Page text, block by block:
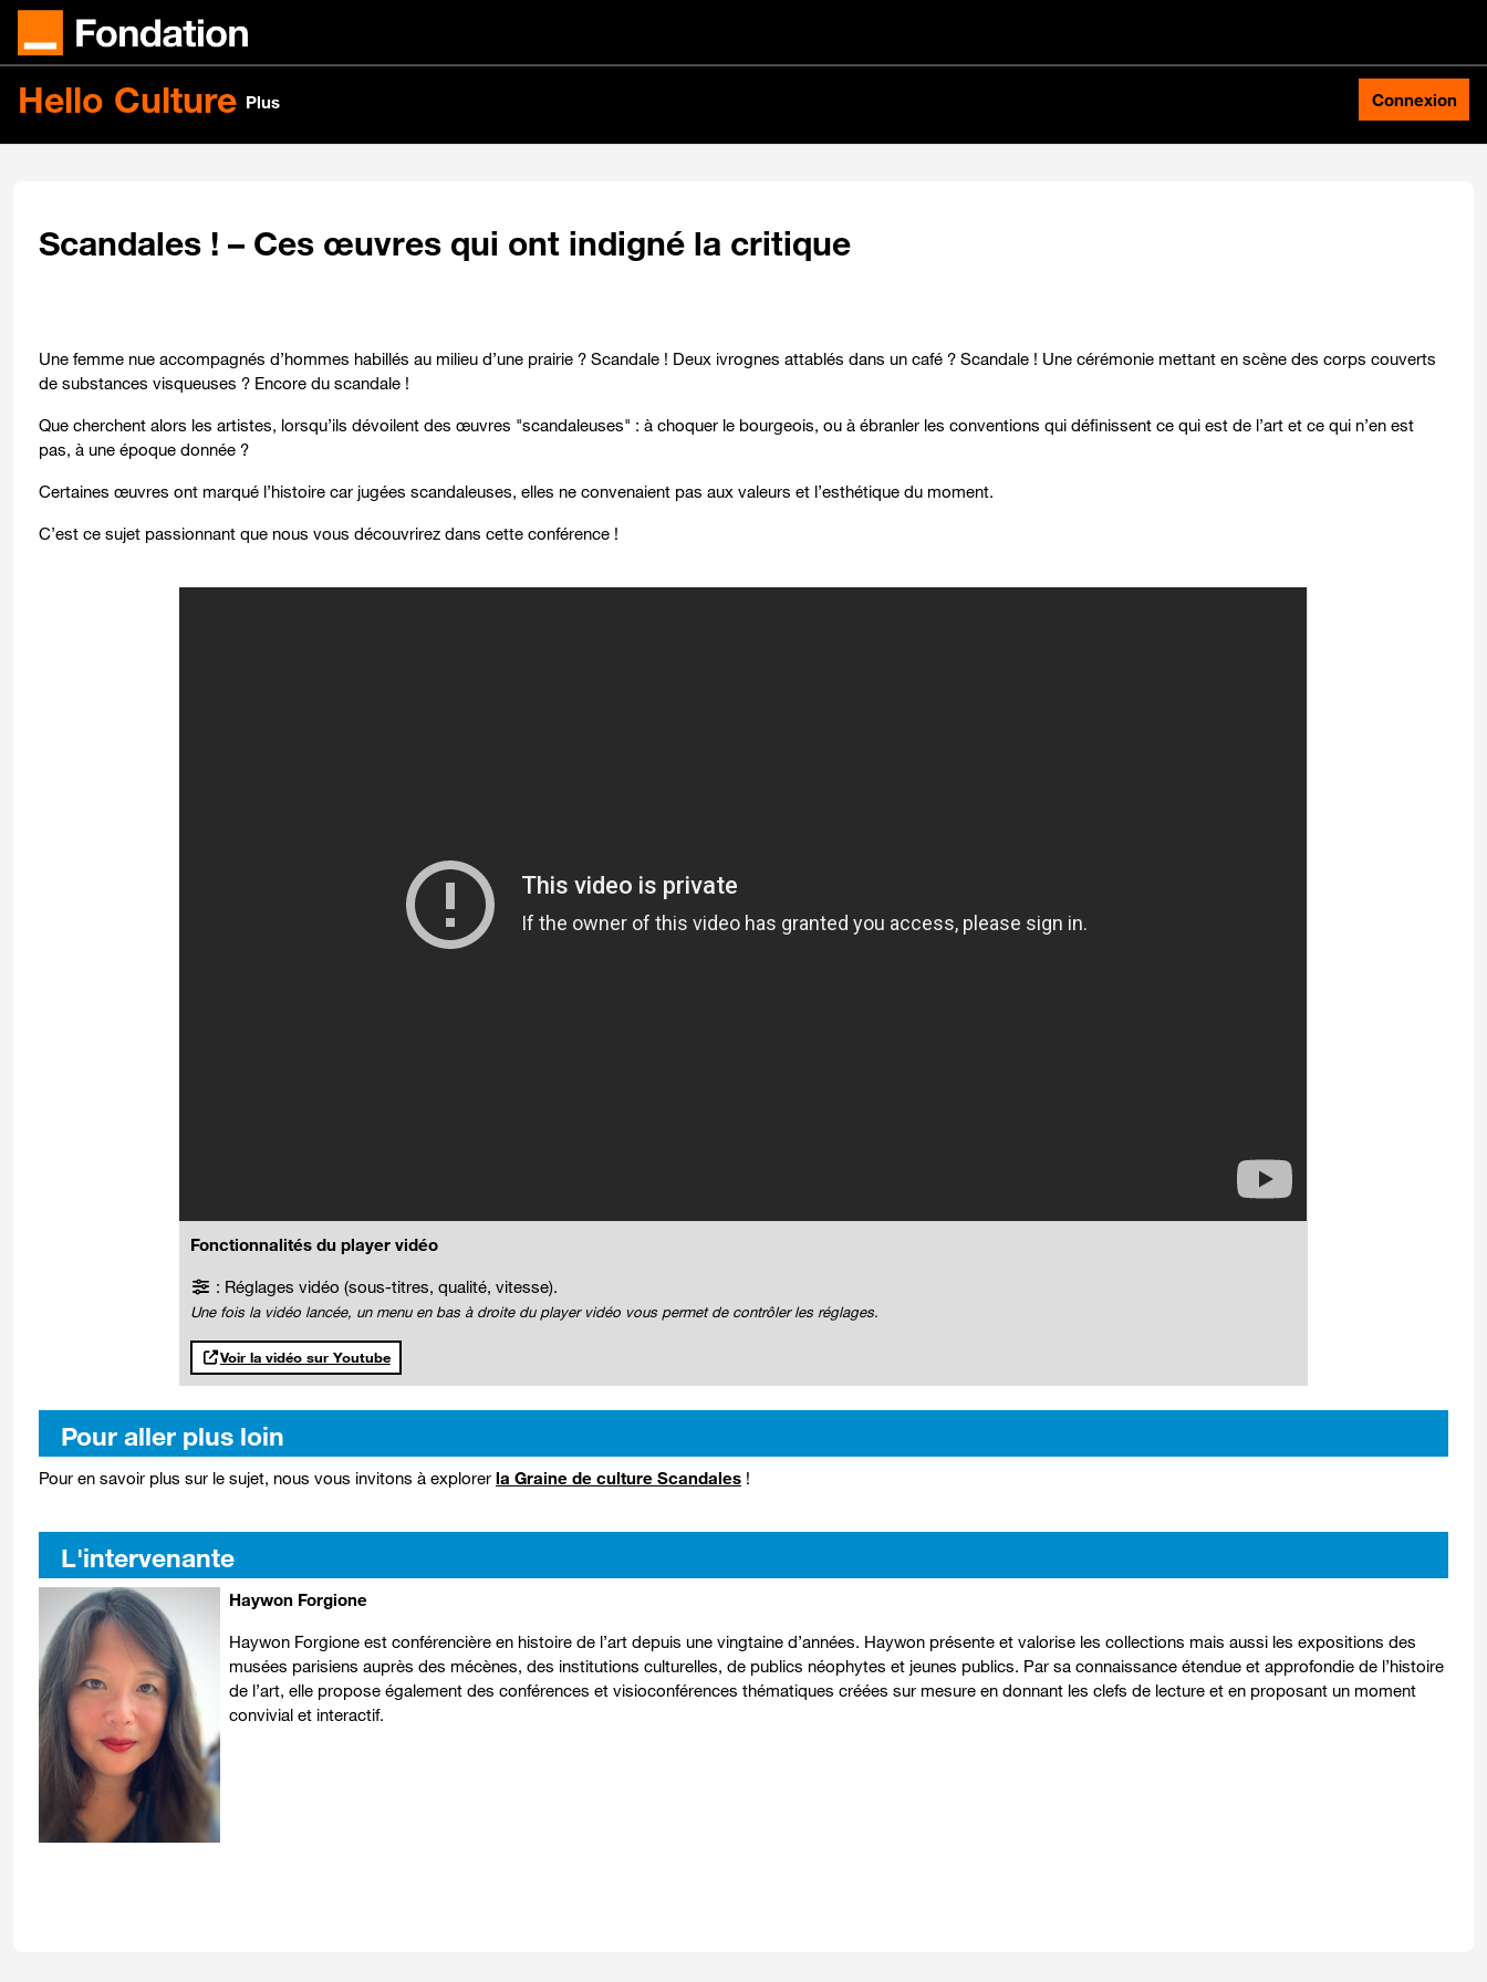
Passer au contenu principal
Hello Culture Plus Connexion
Scandales ! – Ces œuvres qui ont indigné la critique
Une femme nue accompagnés d’hommes habillés au milieu d’une prairie ? Scandale ! Deux ivrognes attablés dans un café ? Scandale ! Une cérémonie mettant en scène des corps couverts
de substances visqueuses ? Encore du scandale !
Que cherchent alors les artistes, lorsqu’ils dévoilent des œuvres "scandaleuses" : à choquer le bourgeois, ou à ébranler les conventions qui définissent ce qui est de l’art et ce qui n’en est
pas, à une époque donnée ?
Certaines œuvres ont marqué l’histoire car jugées scandaleuses, elles ne convenaient pas aux valeurs et l’esthétique du moment.
C’est ce sujet passionnant que nous vous découvrirez dans cette conférence !
Fonctionnalités du player vidéo
: Réglages vidéo (sous-titres, qualité, vitesse).
Une fois la vidéo lancée, un menu en bas à droite du player vidéo vous permet de contrôler les réglages.
Voir la vidéo sur Youtube
Pour aller plus loin
Pour en savoir plus sur le sujet, nous vous invitons à explorer la Graine de culture Scandales !
L'intervenante
Haywon Forgione
Haywon Forgione est conférencière en histoire de l’art depuis une vingtaine d’années. Haywon présente et valorise les collections mais aussi les expositions des
musées parisiens auprès des mécènes, des institutions culturelles, de publics néophytes et jeunes publics. Par sa connaissance étendue et approfondie de l’histoire
de l’art, elle propose également des conférences et visioconférences thématiques créées sur mesure en donnant les clefs de lecture et en proposant un moment
convivial et interactif.